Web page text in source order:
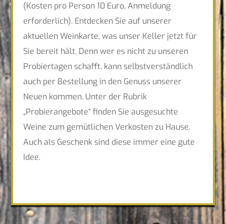
(Kosten pro Person 10 Euro, Anmeldung
erforderlich). Entdecken Sie auf unserer
aktuellen Weinkarte, was unser Keller jetzt für
Sie bereit hält. Denn wer es nicht zu unseren
Probiertagen schafft, kann selbstverständlich
auch per Bestellung in den Genuss unserer
Neuen kommen. Unter der Rubrik
„Probierangebote“ finden Sie ausgesuchte
Weine zum gemütlichen Verkosten zu Hause.
Auch als Geschenk sind diese immer eine gute
Idee.